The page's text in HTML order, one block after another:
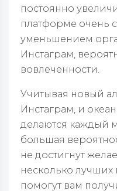
постоянно
платформе очень
уменьшением
Инстаграм,
вовлеченности.
Учитывая новый
Инстаграм, и
делаются каждый
большая
не достигнут
несколько лучших
помогут вам